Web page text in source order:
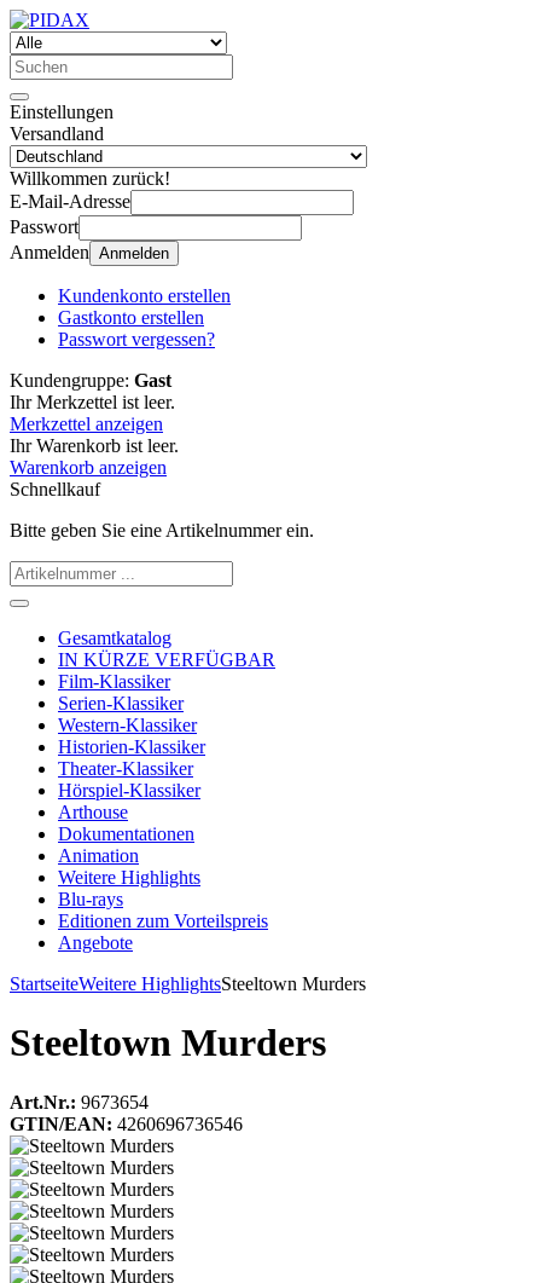
Einstellungen
Versandland
Willkommen zurück!
E-Mail-Adresse
Passwort
Anmelden Anmelden
Kundenkonto erstellen
Gastkonto erstellen
Passwort vergessen?
Kundengruppe: Gast
Ihr Merkzettel ist leer.
Merkzettel anzeigen
Ihr Warenkorb ist leer.
Warenkorb anzeigen
Schnellkauf
Bitte geben Sie eine Artikelnummer ein.
Gesamtkatalog
IN KÜRZE VERFÜGBAR
Film-Klassiker
Serien-Klassiker
Western-Klassiker
Historien-Klassiker
Theater-Klassiker
Hörspiel-Klassiker
Arthouse
Dokumentationen
Animation
Weitere Highlights
Blu-rays
Editionen zum Vorteilspreis
Angebote
StartseiteWeitere HighlightsSteeltown Murders
Steeltown Murders
Art.Nr.: 9673654
GTIN/EAN: 4260696736546